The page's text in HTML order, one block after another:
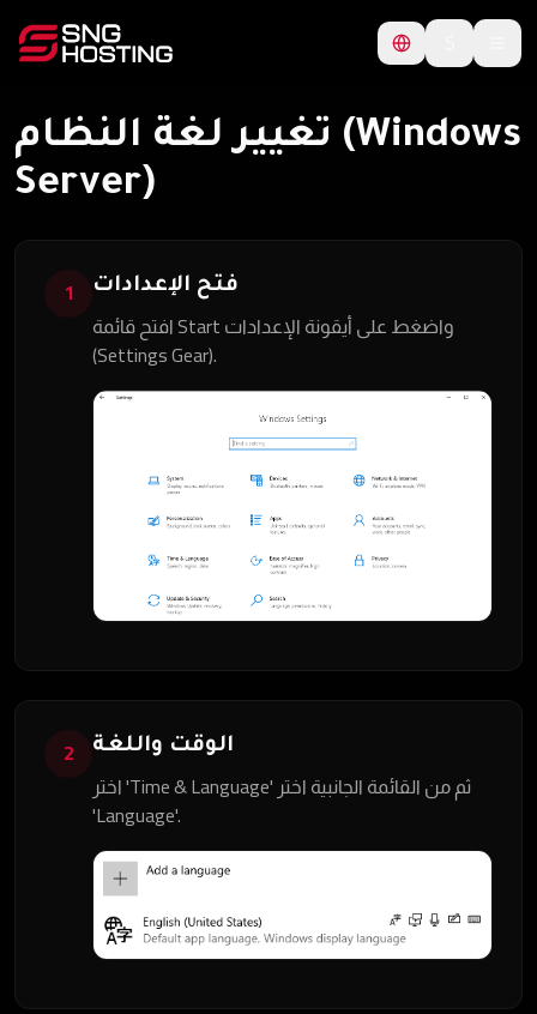
تغيير لغة النظام (Windows
Server)
1 فتح الإعدادات
افتح قائمة Start واضغط على أيقونة الإعدادات
(Settings Gear).
2 الوقت واللغة
اختر 'Time & Language' ثم من القائمة الجانبية اختر
'Language'.